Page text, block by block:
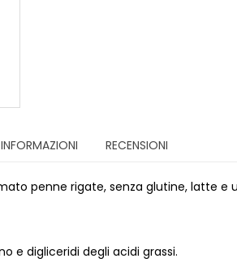
RECENSIONI
penne rigate, senza glutine, latte e
e digliceridi degli acidi grassi.